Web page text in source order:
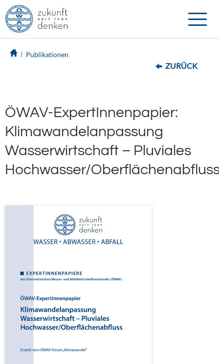
Toggle
Publikationen
ZURÜCK
ÖWAV-ExpertInnenpapier:
Klimawandelanpassung
Wasserwirtschaft – Pluviales
Hochwasser/